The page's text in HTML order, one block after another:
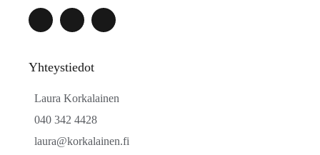
Yhteystiedot
  Laura Korkalainen
  040 342 4428
  laura@korkalainen.fi